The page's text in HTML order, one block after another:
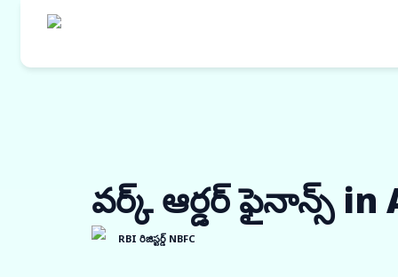
వర్క్ ఆర్డర్ ఫైనాన్స్
RBI రిజిస్టర్డ్ NBFC